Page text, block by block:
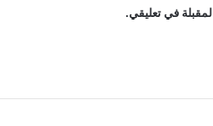
في تعليقي.